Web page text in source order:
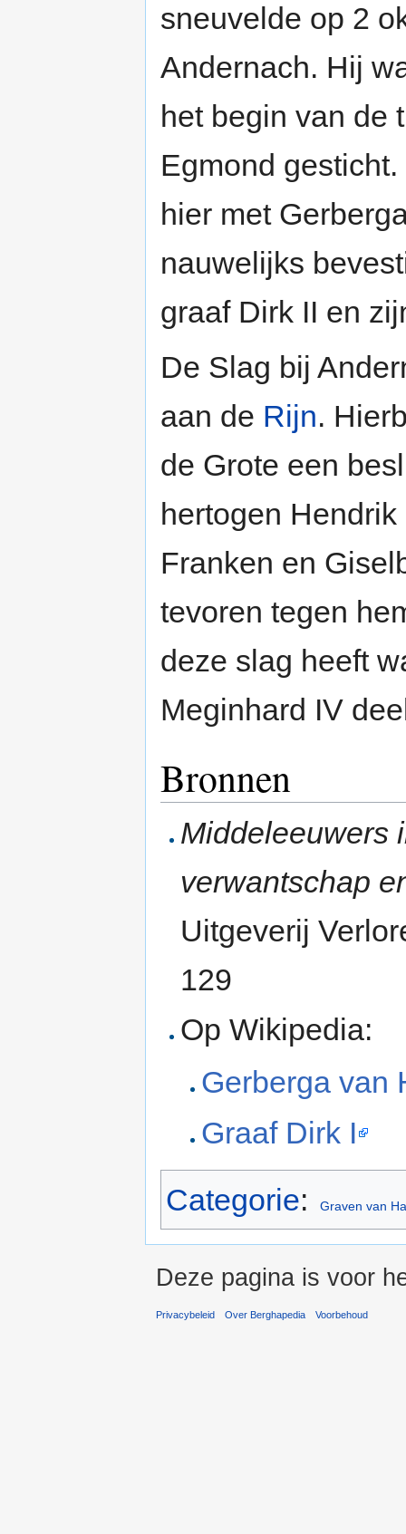
sneuvelde op 2
Andernach. Hij
het begin van de
Egmond
hier met
nauwelijks
graaf Dirk II en
De Slag bij
aan de Rijn.
de Grote een
hertogen
Franken en
tevoren tegen
deze slag heeft
Meginhard IV
Bronnen
Middeleeuwers
verwantschap
Uitgeverij
129
Op Wikipedia:
Gerberga van
Graaf Dirk I
Categorie: Graven van
Deze pagina is voor
Privacybeleid Over Berghapedia Voorbehoud